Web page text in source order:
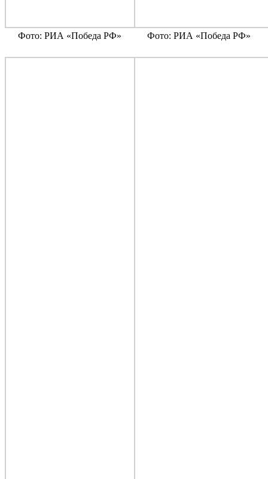
Фото: РИА «Победа РФ» Фото: РИА «Победа РФ»